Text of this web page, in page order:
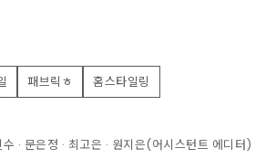
패브릭ㅎ 홈스타일링
· 문은정 · 최고은 · 원지은(어시스턴트 에디터)